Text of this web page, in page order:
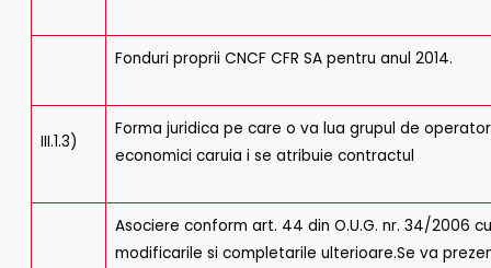
Fonduri proprii CNCF CFR SA pentru anul 2014.
III.1.3)
Forma juridica pe care o va lua grupul de
economici caruia i se atribuie contractul
Asociere conform art. 44 din O.U.G. nr. 34/2006
modificarile si completarile ulterioare.Se va